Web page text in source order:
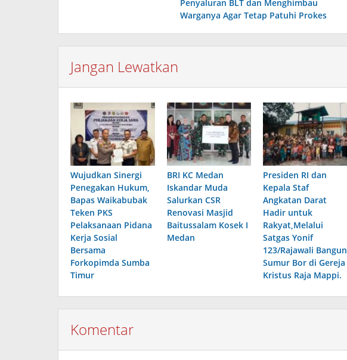
Penyaluran BLT dan Menghimbau
Warganya Agar Tetap Patuhi Prokes
Jangan Lewatkan
Wujudkan Sinergi
Penegakan Hukum,
Bapas Waikabubak
Teken PKS
Pelaksanaan Pidana
Kerja Sosial
Bersama
Forkopimda Sumba
Timur
BRI KC Medan
Iskandar Muda
Salurkan CSR
Renovasi Masjid
Baitussalam Kosek I
Medan
Presiden RI dan
Kepala Staf
Angkatan Darat
Hadir untuk
Rakyat,Melalui
Satgas Yonif
123/Rajawali Bangun
Sumur Bor di Gereja
Kristus Raja Mappi.
Komentar